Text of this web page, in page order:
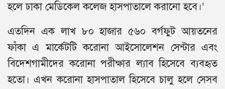
হলে ঢাকা মেডিকেল কলেজ হাসপাতালে করানো হবে।’
এতদিন এক লাখ ৮০ হাজার ৫৬০ বর্গফুট আয়তনের
ফাঁকা এ মার্কেটটি করোনা আইসোলেশন সেন্টার এবং
বিদেশগামীদের করোনা পরীক্ষার ল্যাব হিসেবে ব্যবহৃত
হতো। এখন করোনা হাসপাতাল হিসেবে চালু হলে সেসব